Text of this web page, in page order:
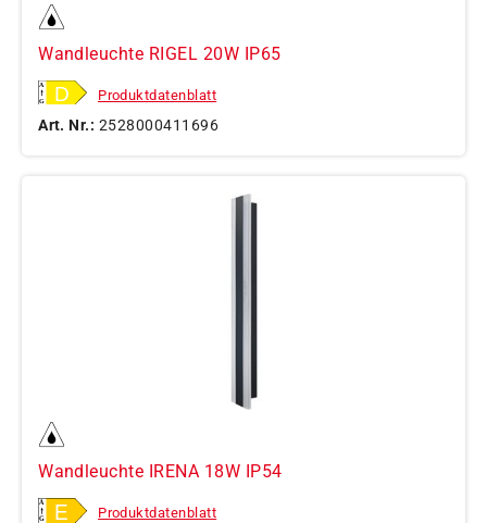
Wandleuchte RIGEL 20W IP65
Produktdatenblatt
Art. Nr.: 2528000411696
Wandleuchte IRENA 18W IP54
Produktdatenblatt